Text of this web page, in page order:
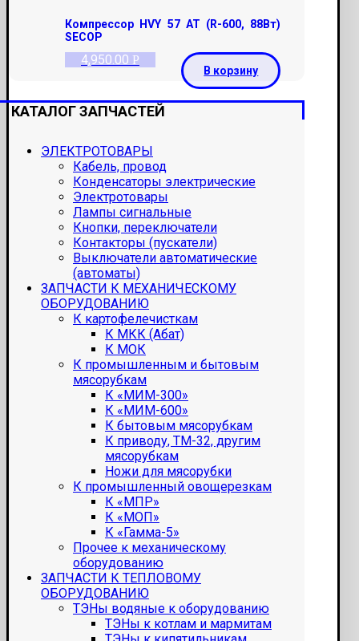
Компрессор HVY 57 AT (R-600, 88Вт)
SECOP
4,950.00 Р
В корзину
КАТАЛОГ ЗАПЧАСТЕЙ
ЭЛЕКТРОТОВАРЫ
Кабель, провод
Конденсаторы электрические
Электротовары
Лампы сигнальные
Кнопки, переключатели
Контакторы (пускатели)
Выключатели автоматические
(автоматы)
ЗАПЧАСТИ К МЕХАНИЧЕСКОМУ
ОБОРУДОВАНИЮ
К картофелечисткам
К МКК (Абат)
К МОК
К промышленным и бытовым
мясорубкам
К «МИМ-300»
К «МИМ-600»
К бытовым мясорубкам
К приводу, ТМ-32, другим
мясорубкам
Ножи для мясорубки
К промышленный овощерезкам
К «МПР»
К «МОП»
К «Гамма-5»
Прочее к механическому
оборудованию
ЗАПЧАСТИ К ТЕПЛОВОМУ
ОБОРУДОВАНИЮ
ТЭНы водяные к оборудованию
ТЭНы к котлам и мармитам